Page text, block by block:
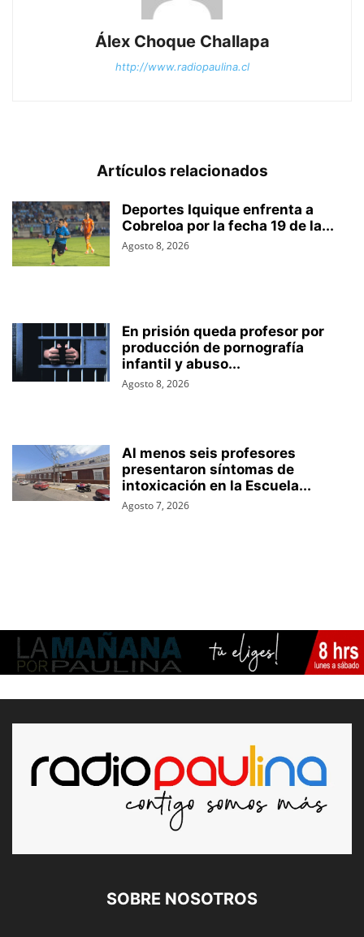
Álex Choque Challapa
http://www.radiopaulina.cl
Artículos relacionados
Deportes Iquique enfrenta a
Cobreloa por la fecha 19 de la...
Agosto 8, 2026
En prisión queda profesor por
producción de pornografía
infantil y abuso...
Agosto 8, 2026
Al menos seis profesores
presentaron síntomas de
intoxicación en la Escuela...
Agosto 7, 2026
SOBRE NOSOTROS